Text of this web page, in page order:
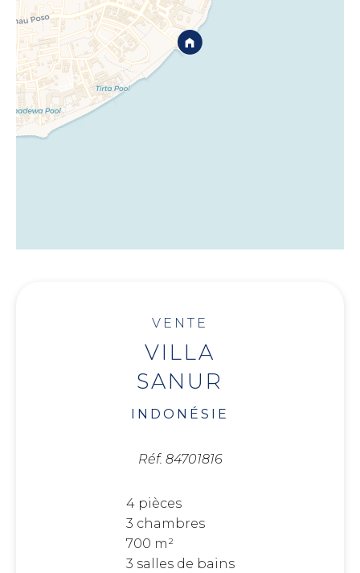
VENTE
VILLA
SANUR
INDONÉSIE
Réf. 84701816
4 pièces
3 chambres
700 m²
3 salles de bains